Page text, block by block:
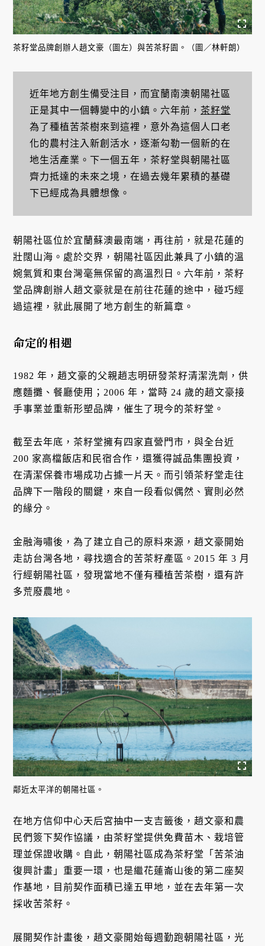
茶籽堂品牌創辦人趙文豪（圖左）與苦茶籽園。（圖／林軒朗）
近年地方創生備受注目，而宜蘭南澳朝陽社區
正是其中一個轉變中的小鎮。六年前， 茶籽堂
為了種植苦茶樹來到這裡，意外為這個人口老
化的農村注入新創活水，逐漸勾勒一個新的在
地生活產業。下一個五年，茶籽堂與朝陽社區
齊力抵達的未來之境，在過去幾年累積的基礎
下已經成為具體想像。
朝陽社區位於宜蘭蘇澳最南端，再往前，就是花蓮的
壯闊山海。處於交界，朝陽社區因此兼具了小鎮的溫
婉氣質和東台灣毫無保留的高溫烈日。六年前，茶籽
堂品牌創辦人趙文豪就是在前往花蓮的途中，碰巧經
過這裡，就此展開了地方創生的新篇章。
命定的相遇
1982 年，趙文豪的父親趙志明研發茶籽清潔洗劑，供
應麵攤、餐廳使用；2006 年，當時 24 歲的趙文豪接
手事業並重新形塑品牌，催生了現今的茶籽堂。
截至去年底，茶籽堂擁有四家直營門市，與全台近
200 家高檔飯店和民宿合作，還獲得誠品集團投資，
在清潔保養市場成功占據一片天。而引領茶籽堂走往
品牌下一階段的關鍵，來自一段看似偶然、實則必然
的緣分。
金融海嘯後，為了建立自己的原料來源，趙文豪開始
走訪台灣各地，尋找適合的苦茶籽產區。2015 年 3 月
行經朝陽社區，發現當地不僅有種植苦茶樹，還有許
多荒廢農地。
鄰近太平洋的朝陽社區。
在地方信仰中心天后宮抽中一支吉籤後，趙文豪和農
民們簽下契作協議，由茶籽堂提供免費苗木、栽培管
理並保證收購。自此，朝陽社區成為茶籽堂「苦茶油
復興計畫」重要一環，也是繼花蓮崙山後的第二座契
作基地，目前契作面積已達五甲地，並在去年第一次
採收苦茶籽。
展開契作計畫後，趙文豪開始每週勤跑朝陽社區，光